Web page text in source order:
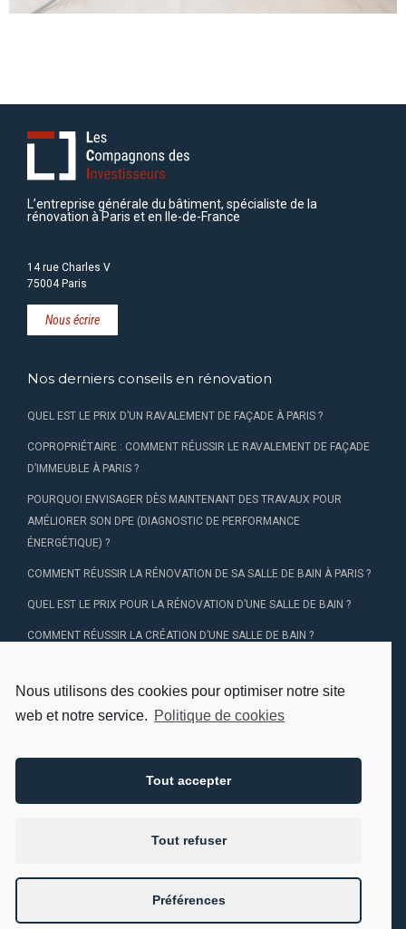
L’entreprise générale du bâtiment, spécialiste de la
rénovation à Paris et en Ile-de-France
14 rue Charles V
75004 Paris
Nous écrire
Nos derniers conseils en rénovation
QUEL EST LE PRIX D’UN RAVALEMENT DE FAÇADE À PARIS ?
COPROPRIÉTAIRE : COMMENT RÉUSSIR LE RAVALEMENT DE FAÇADE
D’IMMEUBLE À PARIS ?
POURQUOI ENVISAGER DÈS MAINTENANT DES TRAVAUX POUR
AMÉLIORER SON DPE (DIAGNOSTIC DE PERFORMANCE
ÉNERGÉTIQUE) ?
COMMENT RÉUSSIR LA RÉNOVATION DE SA SALLE DE BAIN À PARIS ?
QUEL EST LE PRIX POUR LA RÉNOVATION D’UNE SALLE DE BAIN ?
COMMENT RÉUSSIR LA CRÉATION D’UNE SALLE DE BAIN ?
DEMANDER UN DEVIS
NOS DERNIERS SECRETS :
Nous utilisons des cookies pour optimiser notre site
web et notre service. Politique de cookies
Tout accepter
Tout refuser
Préférences